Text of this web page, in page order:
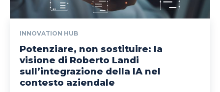
INNOVATION HUB
Potenziare, non sostituire: la
visione di Roberto Landi
sull’integrazione della IA nel
contesto aziendale